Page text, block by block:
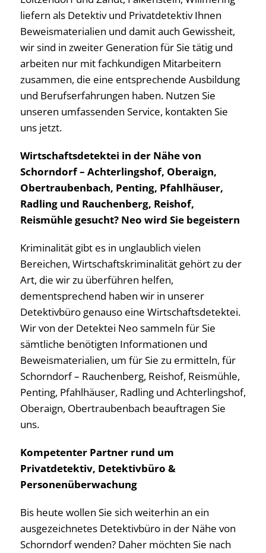
liefern als Detektiv und Privatdetektiv Ihnen
Beweismaterialien und damit auch Gewissheit,
wir sind in zweiter Generation für Sie tätig und
arbeiten nur mit fachkundigen Mitarbeitern
zusammen, die eine entsprechende Ausbildung
und Berufserfahrungen haben. Nutzen Sie
unseren umfassenden Service, kontakten Sie
uns jetzt.
Wirtschaftsdetektei in der Nähe von
Schorndorf – Achterlingshof, Oberaign,
Obertraubenbach, Penting, Pfahlhäuser,
Radling und Rauchenberg, Reishof,
Reismühle gesucht? Neo wird Sie begeistern
Kriminalität gibt es in unglaublich vielen
Bereichen, Wirtschaftskriminalität gehört zu der
Art, die wir zu überführen helfen,
dementsprechend haben wir in unserer
Detektivbüro genauso eine Wirtschaftsdetektei.
Wir von der Detektei Neo sammeln für Sie
sämtliche benötigten Informationen und
Beweismaterialien, um für Sie zu ermitteln, für
Schorndorf – Rauchenberg, Reishof, Reismühle,
Penting, Pfahlhäuser, Radling und Achterlingshof,
Oberaign, Obertraubenbach beauftragen Sie
uns.
Kompetenter Partner rund um
Privatdetektiv, Detektivbüro &
Personenüberwachung
Bis heute wollen Sie sich weiterhin an ein
ausgezeichnetes Detektivbüro in der Nähe von
Schorndorf wenden? Daher möchten Sie nach